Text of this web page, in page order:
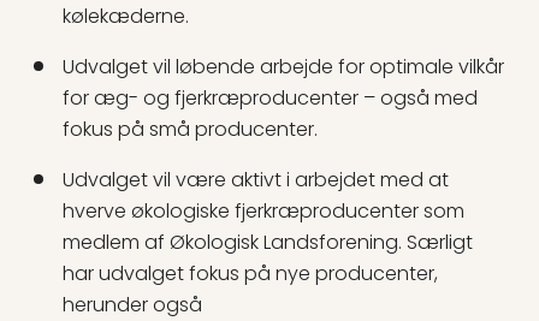
kølekæderne.
Udvalget vil løbende arbejde for optimale vilkår
for æg- og fjerkræproducenter – også med
fokus på små producenter.
Udvalget vil være aktivt i arbejdet med at
hverve økologiske fjerkræproducenter som
medlem af Økologisk Landsforening. Særligt
har udvalget fokus på nye producenter,
herunder også